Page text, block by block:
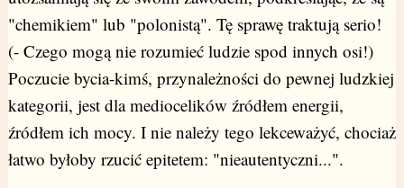
"chemikiem" lub "polonistą". Tę sprawę traktują serio!
(- Czego mogą nie rozumieć ludzie spod innych osi!)
Poczucie bycia-kimś, przynależności do pewnej ludzkiej
kategorii, jest dla mediocelików źródłem energii,
źródłem ich mocy. I nie należy tego lekceważyć, chociaż
łatwo byłoby rzucić epitetem: "nieautentyczni...".